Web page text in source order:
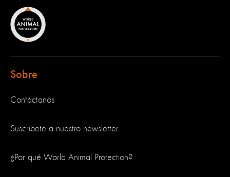
Sobre
Contáctanos
Suscríbete a nuestro newsletter
¿Por qué World Animal Protection?